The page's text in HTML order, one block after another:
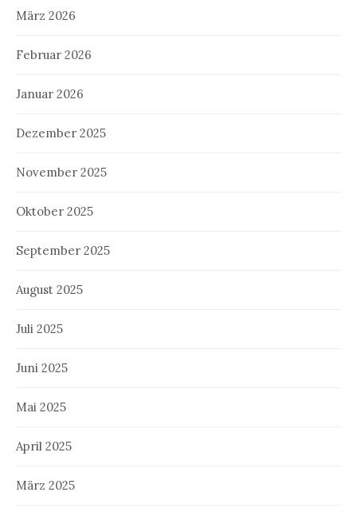
März 2026
Februar 2026
Januar 2026
Dezember 2025
November 2025
Oktober 2025
September 2025
August 2025
Juli 2025
Juni 2025
Mai 2025
April 2025
März 2025